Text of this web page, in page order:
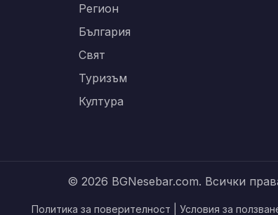
Регион
България
Свят
Туризъм
Култура
© 2026 BGNesebar.com. Всички
Политика за поверителност Условия за